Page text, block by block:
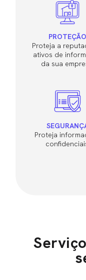
PROTEÇÃO
Proteja a
ativos de
da sua
Proteja